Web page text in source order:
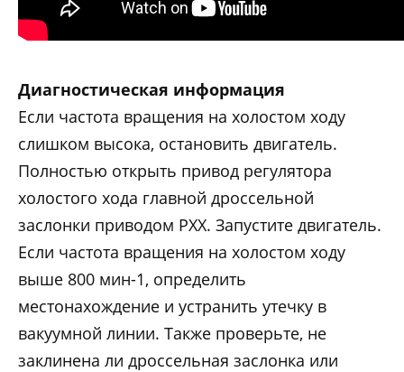
Диагностическая информация
Если частота вращения на холостом ходу
слишком высока, остановить двигатель.
Полностью открыть привод регулятора
холостого хода главной дроссельной
заслонки приводом РХХ. Запустите двигатель.
Если частота вращения на холостом ходу
выше 800 мин-1, определить
местонахождение и устранить утечку в
вакуумной линии. Также проверьте, не
заклинена ли дроссельная заслонка или